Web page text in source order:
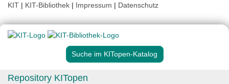
KIT | KIT-Bibliothek | Impressum | Datenschutz
Suche im KITopen-Katalog
Repository KITopen